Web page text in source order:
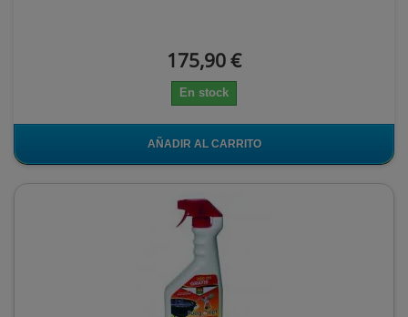
175,90 €
En stock
AÑADIR AL CARRITO